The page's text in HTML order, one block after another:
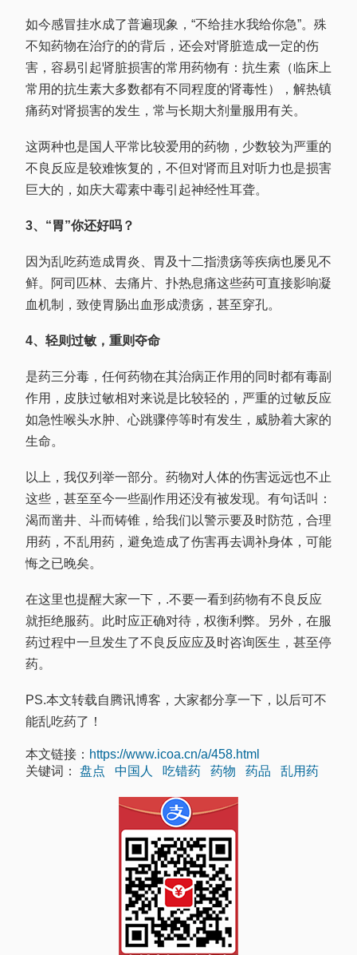
如今感冒挂水成了普遍现象，“不给挂水我给你急”。殊
不知药物在治疗的的背后，还会对肾脏造成一定的伤
害，容易引起肾脏损害的常用药物有：抗生素（临床上
常用的抗生素大多数都有不同程度的肾毒性），解热镇
痛药对肾损害的发生，常与长期大剂量服用有关。
这两种也是国人平常比较爱用的药物，少数较为严重的
不良反应是较难恢复的，不但对肾而且对听力也是损害
巨大的，如庆大霉素中毒引起神经性耳聋。
3、“胃”你还好吗？
因为乱吃药造成胃炎、胃及十二指溃疡等疾病也屡见不
鲜。阿司匹林、去痛片、扑热息痛这些药可直接影响凝
血机制，致使胃肠出血形成溃疡，甚至穿孔。
4、轻则过敏，重则夺命
是药三分毒，任何药物在其治病正作用的同时都有毒副
作用，皮肤过敏相对来说是比较轻的，严重的过敏反应
如急性喉头水肿、心跳骤停等时有发生，威胁着大家的
生命。
以上，我仅列举一部分。药物对人体的伤害远远也不止
这些，甚至至今一些副作用还没有被发现。有句话叫：
渴而凿井、斗而铸锥，给我们以警示要及时防范，合理
用药，不乱用药，避免造成了伤害再去调补身体，可能
悔之已晚矣。
在这里也提醒大家一下，.不要一看到药物有不良反应
就拒绝服药。此时应正确对待，权衡利弊。另外，在服
药过程中一旦发生了不良反应应及时咨询医生，甚至停
药。
PS.本文转载自腾讯博客，大家都分享一下，以后可不
能乱吃药了！
本文链接： https://www.icoa.cn/a/458.html
关键词： 盘点 中国人 吃错药 药物 药品 乱用药